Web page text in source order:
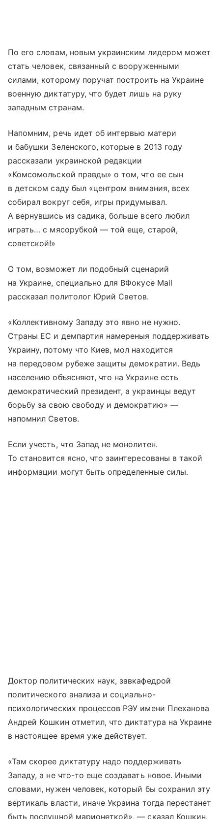
По его словам, новым украинским лидером может
стать человек, связанный с вооруженными
силами, которому поручат построить на Украине
военную диктатуру, что будет лишь на руку
западным странам.
Напомним, речь идет об интервью матери
и бабушки Зеленского, которые в 2013 году
рассказали украинской редакции
«Комсомольской правды» о том, что ее сын
в детском саду был «центром внимания, всех
собирал вокруг себя, игры придумывал.
А вернувшись из садика, больше всего любил
играть… с мясорубкой — той еще, старой,
советской!»
О том, возможет ли подобный сценарий
на Украине, специально для ВФокусе Mail
рассказал политолог Юрий Светов.
«Коллективному Западу это явно не нужно.
Страны ЕС и демпартия намереныя поддерживать
Украину, потому что Киев, мол находится
на передовом рубеже защиты демократии. Ведь
населению объясняют, что на Украине есть
демократический президент, а украинцы ведут
борьбу за свою свободу и демократию» —
напомнил Светов.
Если учесть, что Запад не монолитен.
То становится ясно, что заинтересованы в такой
информации могут быть определенные силы.
Доктор политических наук, завкафедрой
политического анализа и социально-
психологических процессов РЭУ имени Плеханова
Андрей Кошкин отметил, что диктатура на Украине
в настоящее время уже действует.
«Там скорее диктатуру надо поддерживать
Западу, а не что-то еще создавать новое. Иными
словами, нужен человек, который бы сохранил эту
вертикаль власти, иначе Украина тогда перестанет
быть послушной марионеткой», — сказал Кошкин.